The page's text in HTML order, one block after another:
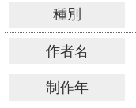
種別
作者名
制作年